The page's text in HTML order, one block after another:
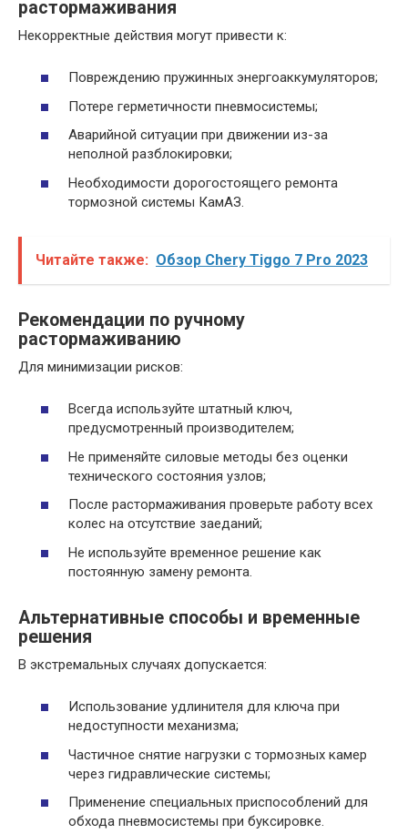
растормаживания
Некорректные действия могут привести к:
Повреждению пружинных энергоаккумуляторов;
Потере герметичности пневмосистемы;
Аварийной ситуации при движении из-за
неполной разблокировки;
Необходимости дорогостоящего ремонта
тормозной системы КамАЗ.
Читайте также: Обзор Chery Tiggo 7 Pro 2023
Рекомендации по ручному
растормаживанию
Для минимизации рисков:
Всегда используйте штатный ключ,
предусмотренный производителем;
Не применяйте силовые методы без оценки
технического состояния узлов;
После растормаживания проверьте работу всех
колес на отсутствие заеданий;
Не используйте временное решение как
постоянную замену ремонта.
Альтернативные способы и временные
решения
В экстремальных случаях допускается:
Использование удлинителя для ключа при
недоступности механизма;
Частичное снятие нагрузки с тормозных камер
через гидравлические системы;
Применение специальных приспособлений для
обхода пневмосистемы при буксировке.